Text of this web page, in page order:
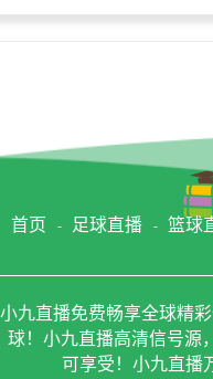
首页 足球直播 篮球
小九直播免费畅享全球精
球！小九直播高清信号源
可享受！小九直播